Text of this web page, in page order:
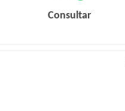
Consultar